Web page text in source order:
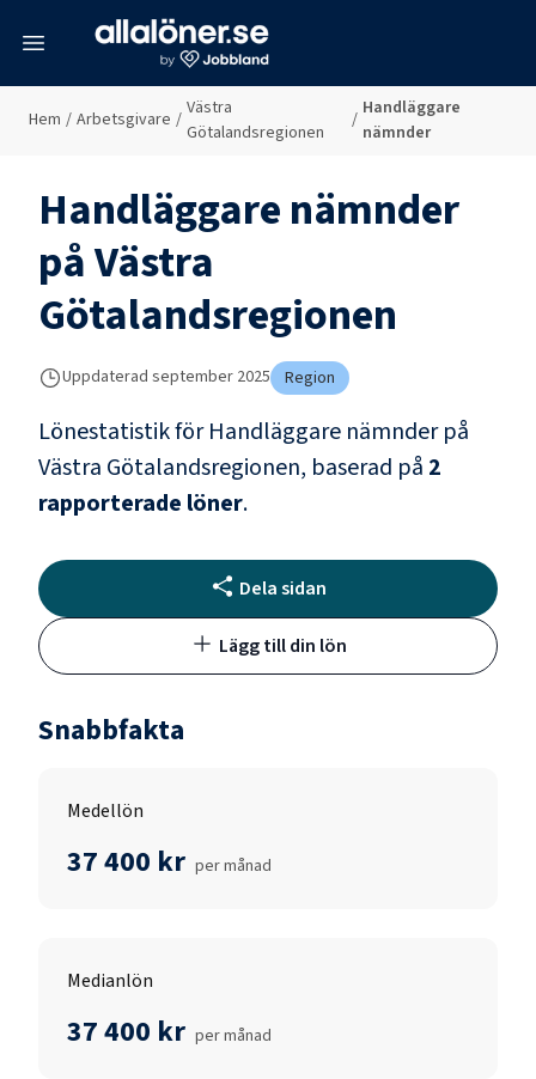
Hem / Arbetsgivare /
Västra
Götalandsregionen
/
Handläggare
nämnder
Handläggare nämnder
påVästra
Götalandsregionen
Uppdaterad september 2025 Region
Lönestatistik förHandläggare nämnderpå
Västra Götalandsregionen, baserad på 2
rapporterade löner.
Dela sidan
Lägg till din lön
Snabbfakta
Medellön
37 400 kr per månad
Medianlön
37 400 kr per månad